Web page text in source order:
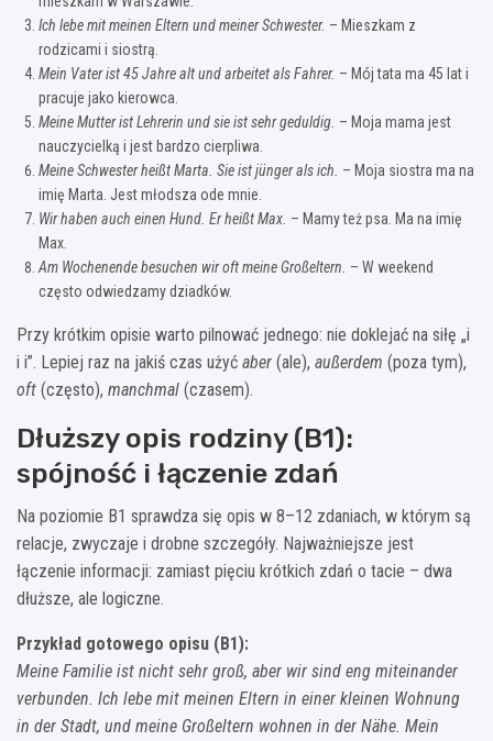
Ich lebe mit meinen Eltern und meiner Schwester. – Mieszkam z
rodzicami i siostrą.
Mein Vater ist 45 Jahre alt und arbeitet als Fahrer. – Mój tata ma 45 lat i
pracuje jako kierowca.
Meine Mutter ist Lehrerin und sie ist sehr geduldig. – Moja mama jest
nauczycielką i jest bardzo cierpliwa.
Meine Schwester heißt Marta. Sie ist jünger als ich. – Moja siostra ma na
imię Marta. Jest młodsza ode mnie.
Wir haben auch einen Hund. Er heißt Max. – Mamy też psa. Ma na imię
Max.
Am Wochenende besuchen wir oft meine Großeltern. – W weekend
często odwiedzamy dziadków.
Przy krótkim opisie warto pilnować jednego: nie doklejać na siłę „i
i i”. Lepiej raz na jakiś czas użyć aber (ale), außerdem (poza tym),
oft (często), manchmal (czasem).
Dłuższy opis rodziny (B1):
spójność i łączenie zdań
Na poziomie B1 sprawdza się opis w 8–12 zdaniach, w którym są
relacje, zwyczaje i drobne szczegóły. Najważniejsze jest
łączenie informacji: zamiast pięciu krótkich zdań o tacie – dwa
dłuższe, ale logiczne.
Przykład gotowego opisu (B1):
Meine Familie ist nicht sehr groß, aber wir sind eng miteinander
verbunden. Ich lebe mit meinen Eltern in einer kleinen Wohnung
in der Stadt, und meine Großeltern wohnen in der Nähe. Mein